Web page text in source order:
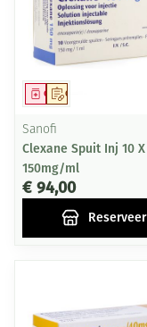
Op voorschrift
Geneesmiddel
Sanofi
Clexane Spuit Inj 10 X
150mg/ml
€ 94,00
Reserveer